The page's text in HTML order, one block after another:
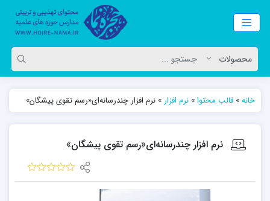
خانه» قالب محتوا» نرم افزار » نرم افزار چندرسانه‌ای«رسم تقوی پیشگان»
نرم افزار چندرسانه‌ای«رسم تقوی پیشگان»